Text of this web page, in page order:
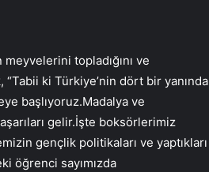
topladığını ve
ki Türkiye’nin dört bir yanında
başlıyoruz.Madalya ve
gelir.İşte boksörlerimiz
gençlik politikaları ve yaptıkları
öğrenci sayımızda